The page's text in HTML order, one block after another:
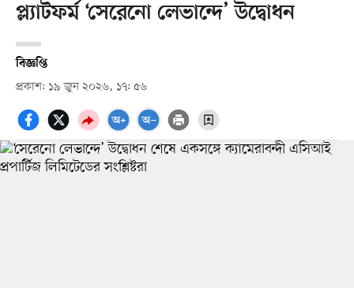
প্ল্যাটফর্ম ‘সেরেনো লেভান্দে’ উদ্বোধন
বিজ্ঞপ্তি
প্রকাশ: ১৯ জুন ২০২৬, ১৭: ৫৬